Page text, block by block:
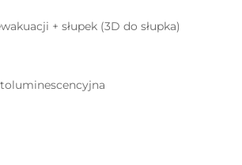
+ słupek (3D do słupka)